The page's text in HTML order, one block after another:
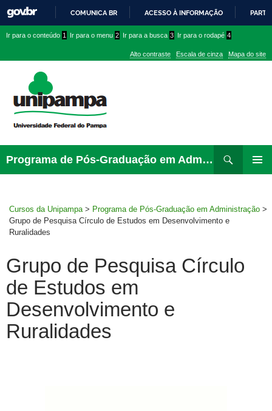
PARA
CONTEÚDO
COMUNICA BR ACESSO À INFORMAÇÃO
conteúdo
menu
superior
menu
Ir para o conteúdo 1 Ir para o menu 2 Ir para a busca 3 Ir para o rodapé 4
Alto contraste Escala de cinza Mapa do site
Programa de Pós-Graduação em Administração
para
Cursos da Unipampa > Programa de Pós-Graduação em Administração >
Grupo de Pesquisa Círculo de Estudos em Desenvolvimento e
Ruralidades
Grupo de Pesquisa Círculo
de Estudos em
Desenvolvimento e
Ruralidades